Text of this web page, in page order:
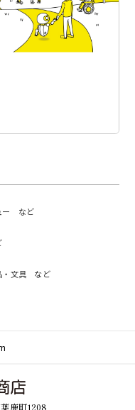
ー など
・文具 など
鹿町1208